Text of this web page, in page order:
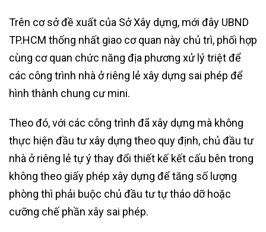
Trên cơ sở đề xuất của Sở Xây dựng, mới đây UBND
TP.HCM thống nhất giao cơ quan này chủ trì, phối hợp
cùng cơ quan chức năng địa phương xử lý triệt để
các công trình nhà ở riêng lẻ xây dựng sai phép để
hình thành chung cư mini.
Theo đó, với các công trình đã xây dựng mà không
thực hiện đầu tư xây dựng theo quy định, chủ đầu tư
nhà ở riêng lẻ tự ý thay đổi thiết kế kết cấu bên trong
không theo giấy phép xây dựng để tăng số lượng
phòng thì phải buộc chủ đầu tư tự tháo dỡ hoặc
cưỡng chế phần xây sai phép.